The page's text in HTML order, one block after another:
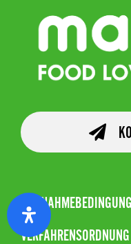
VERFAHRENSORDNUNG